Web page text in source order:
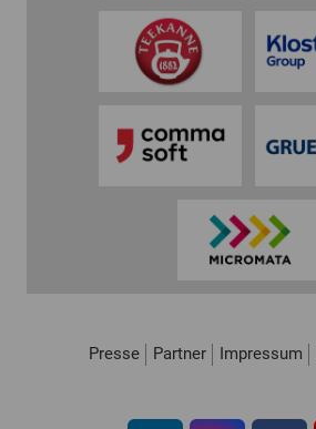
Presse Partner Impressum